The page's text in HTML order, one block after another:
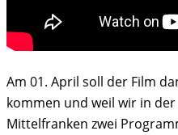
Am 01. April soll der Film
kommen und weil wir in
Mittelfranken zwei